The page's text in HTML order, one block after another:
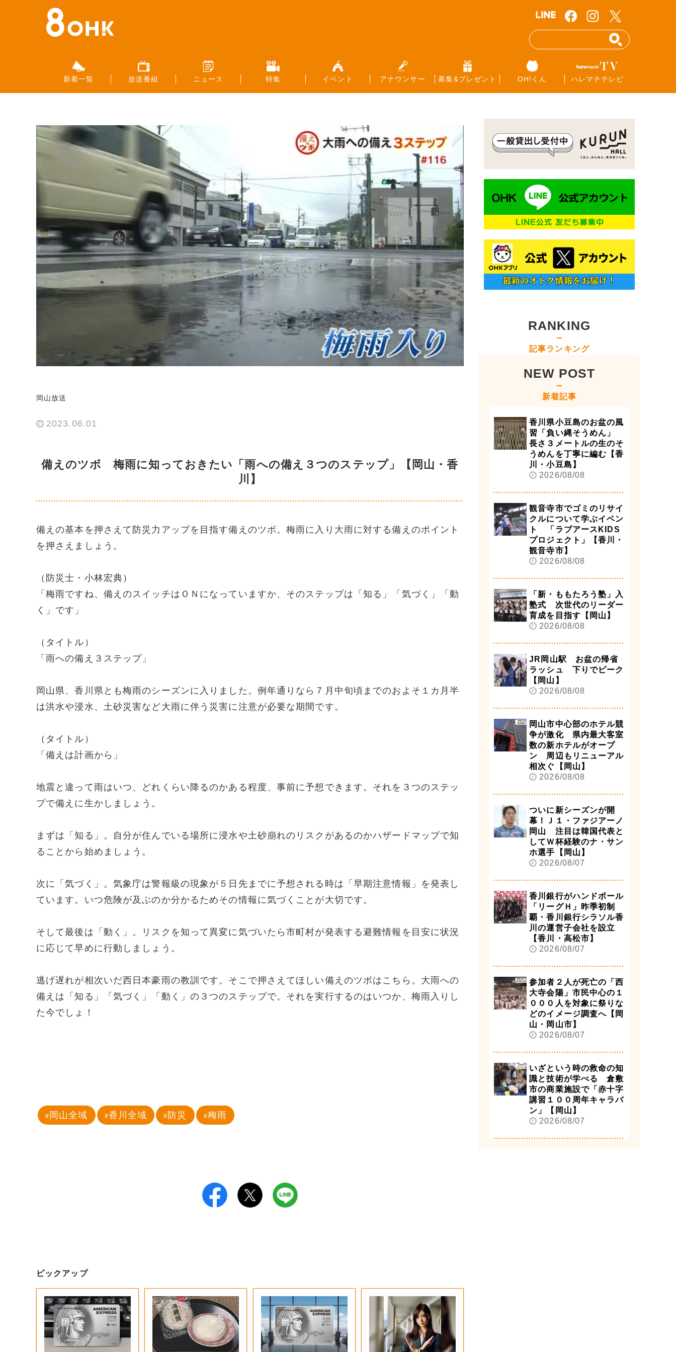
新着一覧 放送番組 ニュース 特集 イベント アナウンサー 募集&プレゼント OH!くん ハレマチテレビ
岡山放送
2023.06.01
備えのツボ 梅雨に知っておきたい「雨への備え３つのステップ」【岡山・香
川】
備えの基本を押さえて防災力アップを目指す備えのツボ。梅雨に入り大雨に対する備えのポイント
を押さえましょう。
（防災士・小林宏典）
「梅雨ですね、備えのスイッチはＯＮになっていますか、そのステップは「知る」「気づく」「動
く」です」
（タイトル）
「雨への備え３ステップ」
岡山県、香川県とも梅雨のシーズンに入りました。例年通りなら７月中旬頃までのおよそ１カ月半
は洪水や浸水、土砂災害など大雨に伴う災害に注意が必要な期間です。
（タイトル）
「備えは計画から」
地震と違って雨はいつ、どれくらい降るのかある程度、事前に予想できます。それを３つのステッ
プで備えに生かしましょう。
まずは「知る」。自分が住んでいる場所に浸水や土砂崩れのリスクがあるのかハザードマップで知
ることから始めましょう。
次に「気づく」。気象庁は警報級の現象が５日先までに予想される時は「早期注意情報」を発表し
ています。いつ危険が及ぶのか分かるためその情報に気づくことが大切です。
そして最後は「動く」。リスクを知って異変に気づいたら市町村が発表する避難情報を目安に状況
に応じて早めに行動しましょう。
逃げ遅れが相次いだ西日本豪雨の教訓です。そこで押さえてほしい備えのツボはこちら。大雨への
備えは「知る」「気づく」「動く」の３つのステップで。それを実行するのはいつか、梅雨入りし
た今でしょ！
岡山全域 香川全域 防災 梅雨
ピックアップ
RANKING
記事ランキング
NEW POST
新着記事
香川県小豆島のお盆の風
習「負い縄そうめん」
長さ３メートルの生のそ
うめんを丁寧に編む【香
川・小豆島】
2026/08/08
観音寺市でゴミのリサイ
クルについて学ぶイベン
ト 「ラブアースKIDS
プロジェクト」【香川・
観音寺市】
2026/08/08
「新・ももたろう塾」入
塾式 次世代のリーダー
育成を目指す【岡山】
2026/08/08
JR岡山駅 お盆の帰省
ラッシュ 下りでピーク
【岡山】
2026/08/08
岡山市中心部のホテル競
争が激化 県内最大客室
数の新ホテルがオープ
ン 周辺もリニューアル
相次ぐ【岡山】
2026/08/08
ついに新シーズンが開
幕！Ｊ１・ファジアーノ
岡山 注目は韓国代表と
してＷ杯経験のナ・サン
ホ選手【岡山】
2026/08/07
香川銀行がハンドボール
「リーグＨ」昨季初制
覇・香川銀行シラソル香
川の運営子会社を設立
【香川・高松市】
2026/08/07
参加者２人が死亡の「西
大寺会陽」市民中心の１
０００人を対象に祭りな
どのイメージ調査へ【岡
山・岡山市】
2026/08/07
いざという時の救命の知
識と技術が学べる 倉敷
市の商業施設で「赤十字
講習１００周年キャラバ
ン」【岡山】
2026/08/07